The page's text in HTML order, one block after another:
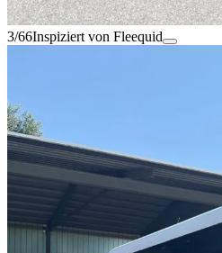
3/66Inspiziert von Fleequid